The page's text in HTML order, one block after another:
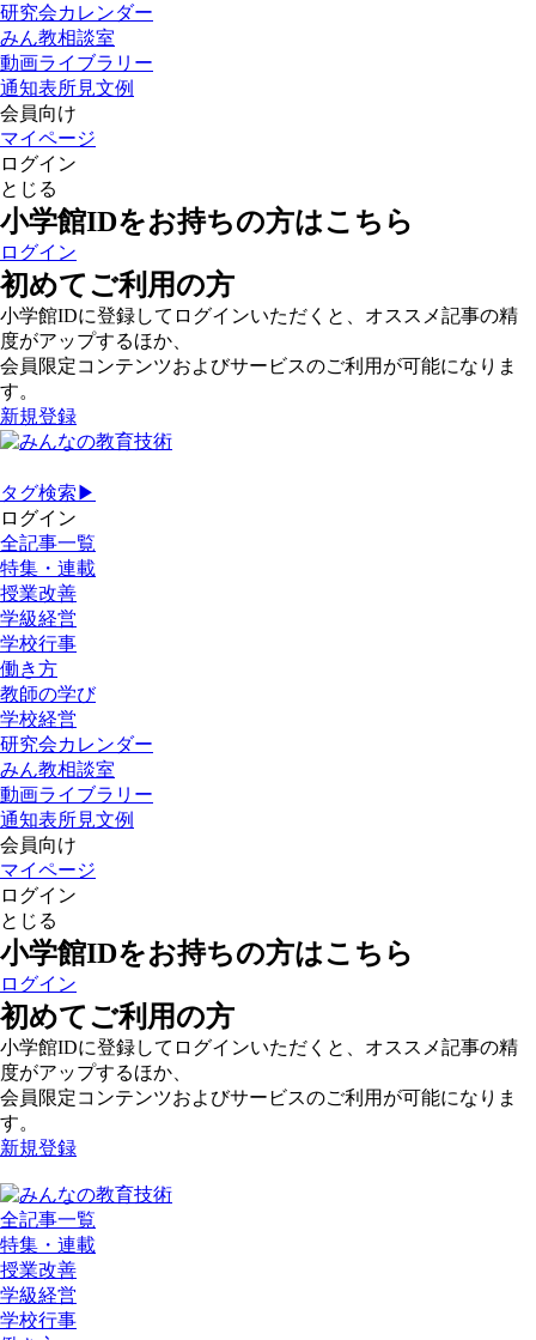
研究会カレンダー
みん教相談室
動画ライブラリー
通知表所見文例
会員向け
マイページ
ログイン
とじる
小学館IDをお持ちの方はこちら
ログイン
初めてご利用の方
小学館IDに登録してログインいただくと、オススメ記事の精
度がアップするほか、
会員限定コンテンツおよびサービスのご利用が可能になりま
す。
新規登録
タグ検索▶
ログイン
全記事一覧
特集・連載
授業改善
学級経営
学校行事
働き方
教師の学び
学校経営
研究会カレンダー
みん教相談室
動画ライブラリー
通知表所見文例
会員向け
マイページ
ログイン
とじる
小学館IDをお持ちの方はこちら
ログイン
初めてご利用の方
小学館IDに登録してログインいただくと、オススメ記事の精
度がアップするほか、
会員限定コンテンツおよびサービスのご利用が可能になりま
す。
新規登録
全記事一覧
特集・連載
授業改善
学級経営
学校行事